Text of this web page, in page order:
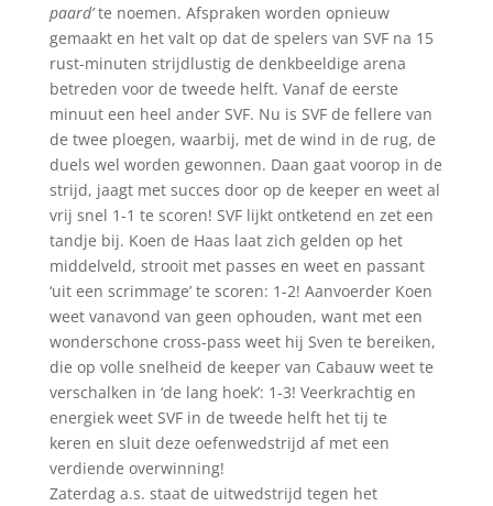
paard’te noemen. Afspraken worden opnieuw
gemaakt en het valt op dat de spelers van SVF na 15
rust-minuten strijdlustig de denkbeeldige arena
betreden voor de tweede helft. Vanaf de eerste
minuut een heel ander SVF. Nu is SVF de fellere van
de twee ploegen, waarbij, met de wind in de rug, de
duels wel worden gewonnen. Daan gaat voorop in de
strijd, jaagt met succes door op de keeper en weet al
vrij snel 1-1 te scoren! SVF lijkt ontketend en zet een
tandje bij. Koen de Haas laat zich gelden op het
middelveld, strooit met passes en weet en passant
‘uit een scrimmage’ te scoren: 1-2! Aanvoerder Koen
weet vanavond van geen ophouden, want met een
wonderschone cross-pass weet hij Sven te bereiken,
die op volle snelheid de keeper van Cabauw weet te
verschalken in ‘de lang hoek’: 1-3! Veerkrachtig en
energiek weet SVF in de tweede helft het tij te
keren en sluit deze oefenwedstrijd af met een
verdiende overwinning!
Zaterdag a.s. staat de uitwedstrijd tegen het